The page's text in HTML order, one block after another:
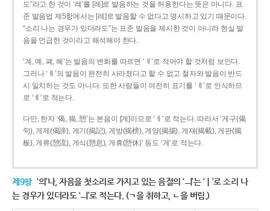
도”라고 한 것이 ‘례’를 [레]로 발음하는 것을 허용한다는 뜻은 아니다. 표
준 발음법 제5항에서는 [레]로 발음할 수 없다고 명시하고 있기 때문이다.
“소리 나는 경우가 있더라도”는 표준 발음을 제시한 것이 아니라 현실 발
음을 언급한 것이라고 해석해야 한다.
‘계, 몌, 폐, 혜’는 발음의 변화를 따르면 ‘ㅔ’로 적어야 할 것처럼 보인다.
그러나 ‘ㅖ’의 발음이 완전히 사라졌다고 할 수 없고 철자와 발음이 반드
시 일치하는 것도 아니다. 또한 사람들이 여전히 표기를 ‘ㅖ’로 인식하므
로 ‘ㅖ’로 적는다.
다만, 한자 ‘偈, 揭, 憩’는 본음이 [게]이므로 ‘ㅔ’로 적는다. 따라서 ‘게구(偈
句), 게제(偈諦), 게기(揭記), 게방(揭榜), 게양(揭揚), 게재(揭載), 게판(揭
板), 게류(憩流), 게식(憩息), 게휴(憩休)’ 등도 ‘게’로 적는다.
제9항 ‘의’나, 자음을 첫소리로 가지고 있는 음절의 ‘ㅢ’는 ‘ㅣ’로 소리 나
는 경우가 있더라도 ‘ㅢ’로 적는다. (ㄱ을 취하고, ㄴ을 버림.)